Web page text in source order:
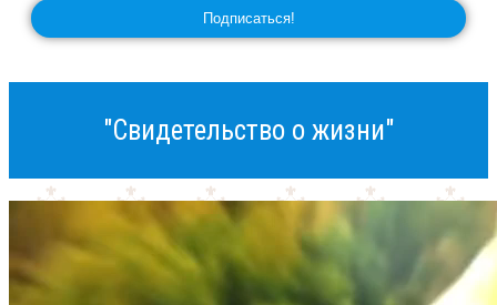
"Свидетельство о жизни"